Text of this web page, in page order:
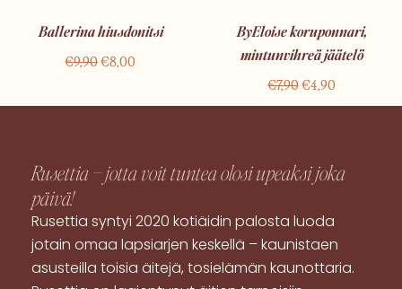
Ballerina hiusdonitsi
€9,90 €8,00
ByEloise koruponnari,
mintunvihreä jäätelö
€7,90 €4,90
Rusettia – jotta voit tuntea olosiupeaksijoka
päivä!
Rusettia syntyi 2020 kotiäidin palosta luoda
jotain omaa lapsiarjen keskellä – kaunistaen
asusteilla toisia äitejä, tosielämän kaunottaria.